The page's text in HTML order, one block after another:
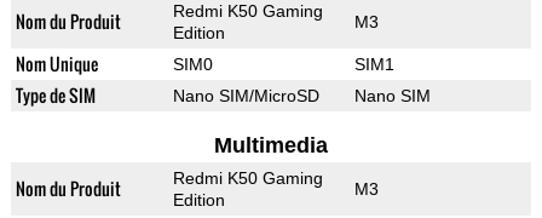
Nom du Produit
Redmi K50 Gaming
Edition
M3
Nom Unique SIM0 SIM1
Type de SIM Nano SIM/MicroSD Nano SIM
Multimedia
Nom du Produit
Redmi K50 Gaming
Edition
M3